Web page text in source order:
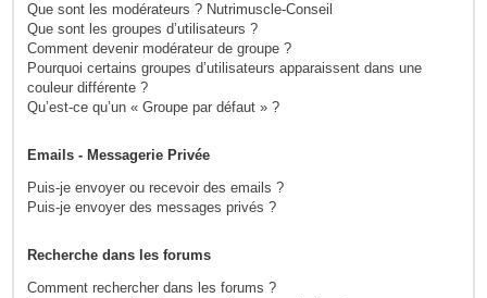
Que sont les modérateurs ? Nutrimuscle-Conseil
Que sont les groupes d’utilisateurs ?
Comment devenir modérateur de groupe ?
Pourquoi certains groupes d’utilisateurs apparaissent dans une
couleur différente ?
Qu’est-ce qu’un « Groupe par défaut » ?
Emails - Messagerie Privée
Puis-je envoyer ou recevoir des emails ?
Puis-je envoyer des messages privés ?
Recherche dans les forums
Comment rechercher dans les forums ?